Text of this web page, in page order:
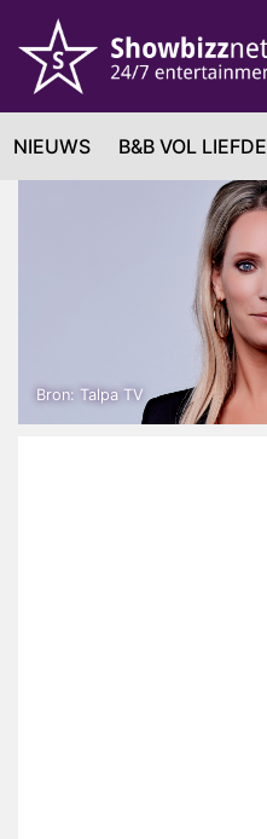
NIEUWS B&B VOL LIEFDE
Bron: Talpa TV